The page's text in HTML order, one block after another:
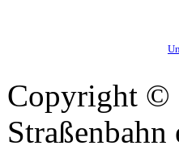
Copyright ©